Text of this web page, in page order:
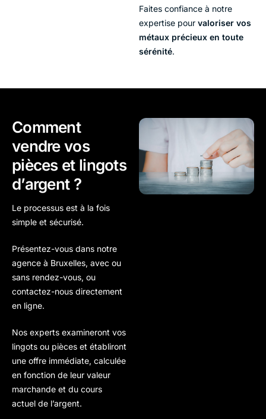
Faites confiance à notre
expertise pour valoriser vos
métaux précieux en toute
sérénité.
Comment
vendre vos
pièces et lingots
d’argent ?
Le processus est à la fois
simple et sécurisé.
Présentez-vous dans notre
agence à Bruxelles, avec ou
sans rendez-vous, ou
contactez-nous directement
en ligne.
Nos experts examineront vos
lingots ou pièces et établiront
une offre immédiate, calculée
en fonction de leur valeur
marchande et du cours
actuel de l’argent.